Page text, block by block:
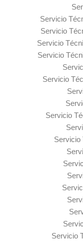
Servicio
Servicio
Servicio
Servicio
Servicio
Servicio
Servicio
Servicio